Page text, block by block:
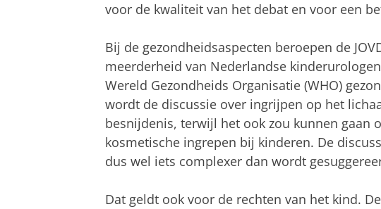
voor de kwaliteit van het debat en voor een
Bij de gezondheidsaspecten beroepen de
meerderheid van Nederlandse
Wereld Gezondheids Organisatie (WHO)
wordt de discussie over ingrijpen op het
besnijdenis, terwijl het ook zou kunnen gaan
kosmetische ingrepen bij kinderen. De
dus wel iets complexer dan wordt
Dat geldt ook voor de rechten van het kind.